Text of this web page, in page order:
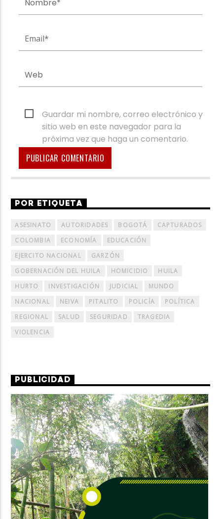
Guardar mi nombre, correo electrónico y
sitio web en este navegador para la
próxima vez que haga un comentario.
POR ETIQUETA
ASESINATO AUTORIDADES BOGOTÁ
CAPTURADOS
COLOMBIA
ECONOMÍA
EDUCACIÓN
EJERCITO NACIONAL
GARZÓN
GOBERNACIÓN DEL HUILA
HOMICIDIO
HUILA
HURTO
INVESTIGACIÓN JUDICIAL
MUNDO
NACIONAL
NEIVA PITALITO POLICÍA
POLÍTICA
REGIONAL
SALUD SEGURIDAD
TRAGEDIA
VIOLENCIA
PUBLICIDAD